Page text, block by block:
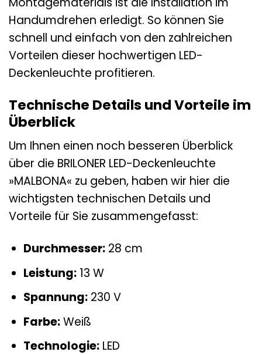
Handumdrehen erledigt. So können Sie
schnell und einfach von den zahlreichen
Vorteilen dieser hochwertigen LED-
Deckenleuchte profitieren.
Technische Details und Vorteile im
Überblick
Um Ihnen einen noch besseren Überblick
über die BRILONER LED-Deckenleuchte
»MALBONA« zu geben, haben wir hier die
wichtigsten technischen Details und
Vorteile für Sie zusammengefasst:
Durchmesser:28 cm
Leistung:13 W
Spannung:230 V
Farbe:Weiß
Technologie:LED